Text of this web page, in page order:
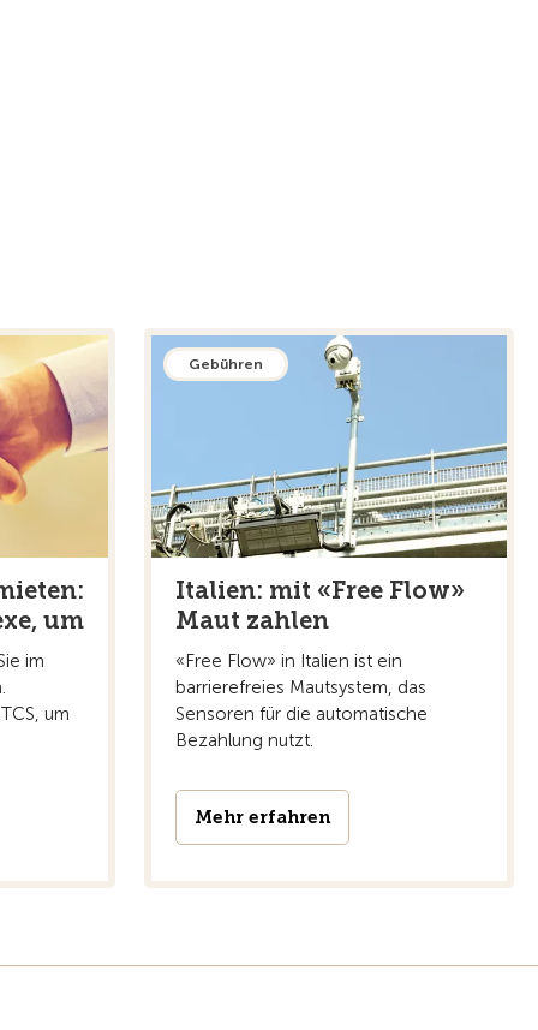
um
im
um
Gebühren
Italien: mit «Free Flow»
Maut zahlen
«Free Flow» in Italien ist ein
barrierefreies Mautsystem, das
Sensoren für die automatische
Bezahlung nutzt.
Mehr erfahren